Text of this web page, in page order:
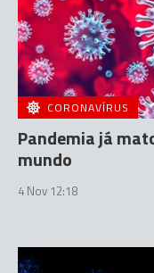
CORONAVÍRUS
Pandemia já
mundo
4 Nov 12:18